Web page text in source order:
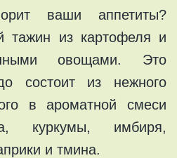
ваши аппетиты?
тажин из картофеля и
овощами. Это
состоит из нежного
в ароматной смеси
куркумы, имбиря,
и тмина.